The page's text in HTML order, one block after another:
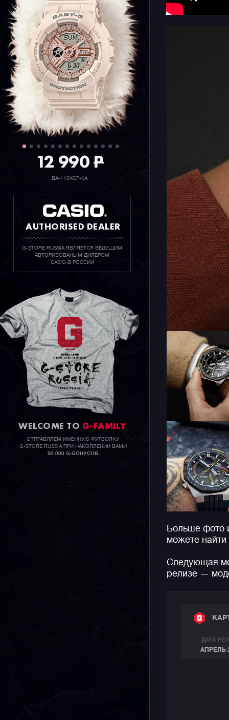
12 990P
BA-110XCP-4A
AUTHORISED DEALER
G-STORE RUSSIA ЯВЛЯЕТСЯ ВЕДУЩИМ
АВТОРИЗОВАНЫМ ДИЛЕРОМ
CASIO В РОССИИ
WELCOME TO G-FAMILY
ОТПРАВЛЯЕМ ИМЕННУЮ ФУТБОЛКУ
G-STORE RUSSIA ПРИ НАКОПЛЕНИИ ВАМИ
90 000 G-БОНУСОВ
Больше фото
можете
Следующая
релизе —
ДАТА
АПРЕЛЬ